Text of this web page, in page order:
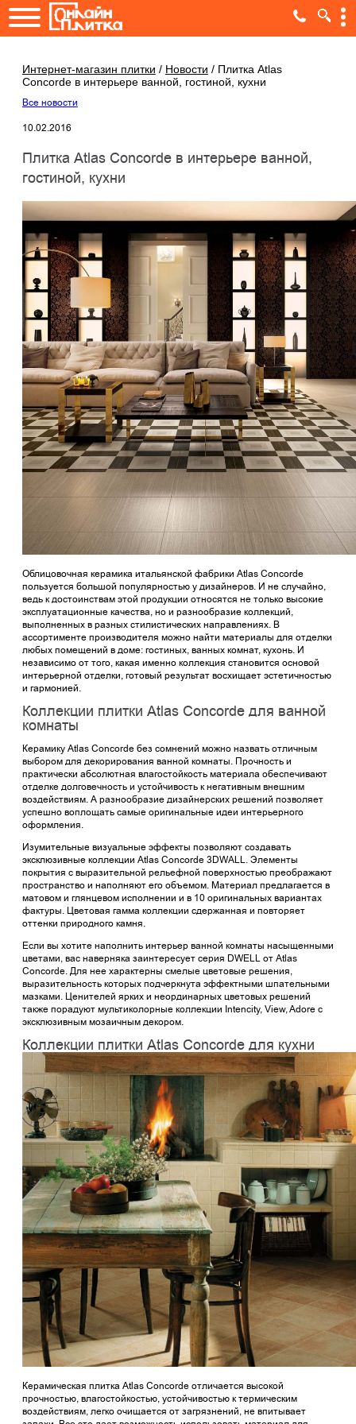
Интернет-магазин плитки / Новости / Плитка Atlas
Concorde в интерьере ванной, гостиной, кухни
Все новости
10.02.2016
Плитка Atlas Concorde в интерьере ванной,
гостиной, кухни
Облицовочная керамика итальянской фабрики Atlas Concorde
пользуется большой популярностью у дизайнеров. И не случайно,
ведь к достоинствам этой продукции относятся не только высокие
эксплуатационные качества, но и разнообразие коллекций,
выполненных в разных стилистических направлениях. В
ассортименте производителя можно найти материалы для отделки
любых помещений в доме: гостиных, ванных комнат, кухонь. И
независимо от того, какая именно коллекция становится основой
интерьерной отделки, готовый результат восхищает эстетичностью
и гармонией.
Коллекции плитки Atlas Concorde для ванной
комнаты
Керамику Atlas Concorde без сомнений можно назвать отличным
выбором для декорирования ванной комнаты. Прочность и
практически абсолютная влагостойкость материала обеспечивают
отделке долговечность и устойчивость к негативным внешним
воздействиям. А разнообразие дизайнерских решений позволяет
успешно воплощать самые оригинальные идеи интерьерного
оформления.
Изумительные визуальные эффекты позволяют создавать
эксклюзивные коллекции Atlas Concorde 3DWALL. Элементы
покрытия с выразительной рельефной поверхностью преображают
пространство и наполняют его объемом. Материал предлагается в
матовом и глянцевом исполнении и в 10 оригинальных вариантах
фактуры. Цветовая гамма коллекции сдержанная и повторяет
оттенки природного камня.
Если вы хотите наполнить интерьер ванной комнаты насыщенными
цветами, вас наверняка заинтересует серия DWELL от Atlas
Concorde. Для нее характерны смелые цветовые решения,
выразительность которых подчеркнута эффектными шпательными
мазками. Ценителей ярких и неординарных цветовых решений
также порадуют мультиколорные коллекции Intencity, View, Adore с
эксклюзивным мозаичным декором.
Коллекции плитки Atlas Concorde для кухни
Керамическая плитка Atlas Concorde отличается высокой
прочностью, влагостойкостью, устойчивостью к термическим
воздействиям, легко очищается от загрязнений, не впитывает